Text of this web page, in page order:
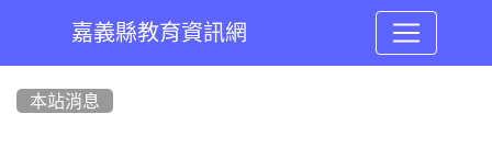
嘉義縣教育資訊網
本站消息